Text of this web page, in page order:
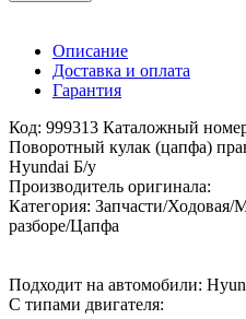
Описание
Доставка и оплата
Гарантия
Код: 999313 Каталожный
Поворотный кулак (цапфа)
Hyundai Б/у
Производитель оригинала:
Категория: Запчасти/Ходовая/
разборе/Цапфа
Подходит на автомобили:
С типами двигателя: